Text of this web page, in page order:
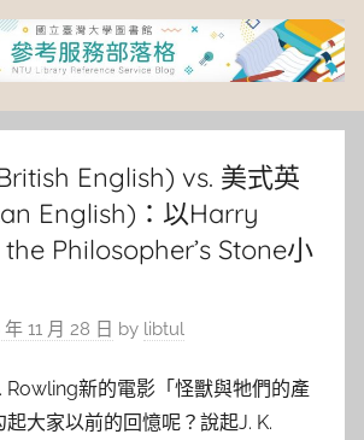
English) vs. 美式英
English)：以Harry
Philosopher’s Stone小
年 11 月 28 日 by libtul
Rowling新的電影「怪獸與牠們的產
大家以前的回憶呢？說起J. K.